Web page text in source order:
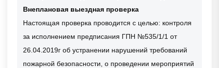
Внеплановая выездная проверка
Настоящая проверка проводится с целью: контроля
за исполнением предписания ГПН №535/1/1 от
26.04.2019г об устранении нарушений требований
пожарной безопасности, о проведении мероприятий